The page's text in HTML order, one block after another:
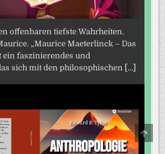
offenbaren tiefste Wahrheiten.
„Maurice Maeterlinck – Das
ein faszinierendes und
sich mit den philosophischen [...]
TO
TOP